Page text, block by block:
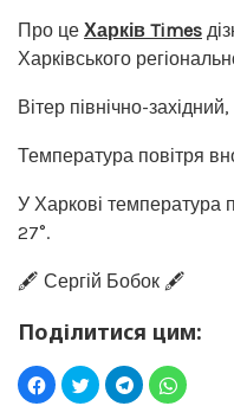
Про це Харків Times
Харківського
Вітер північно-
Температура повітря
У Харкові температура
27°.
🖋️ Сергій Бобок 🖋️
Поділитися цим: